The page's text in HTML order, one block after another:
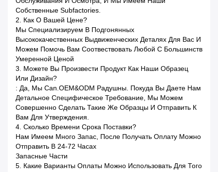
Собственные Subfactories.
2. Как О Вашей Цене?
Мы Специализируем В Подгонянных
Высококачественных Выдвиженческих Деталях Для Вас И
Можем Помочь Вам Соотвествовать Любой С Большинств
Умеренной Ценой
3. Можете Вы Произвести Продукт Как Наши Образец
Или Дизайн?
: Да, Мы Can.OEM&ODM Радушны. Покуда Вы Даете Нам
Детальное Специфическое Требование, Мы Можем
Совершенно Сделать Такие Же Образцы И Отправить К
Вам Для Утверждения.
4. Сколько Времени Срока Поставки?
Нам Имеем Много Запас, После Получать Оплату Можно
Отправить В 24-72 Часах
Запасные Части
5. Какие Варианты Оплаты Можно Использовать Для Того